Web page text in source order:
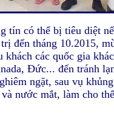
tín có thể bị tiêu diệt
đến tháng 10.2015,
khách các quốc gia
Đức... đến tránh
ngặt, sau vụ
và nước mắt, làm cho